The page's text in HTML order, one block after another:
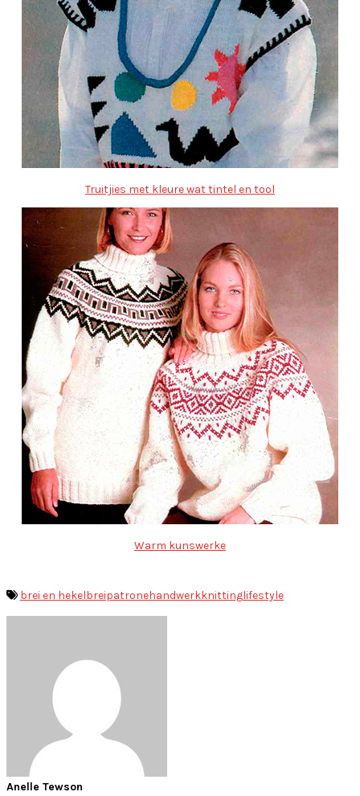
Truitjies met kleure wat tintel en tool
Warm kunswerke
brei en hekelbreipatronehandwerkknittinglifestyle
Anelle Tewson